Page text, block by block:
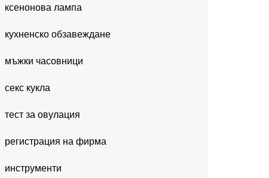
ксенонова лампа
кухненско обзавеждане
мъжки часовници
секс кукла
тест за овулация
регистрация на фирма
инструменти